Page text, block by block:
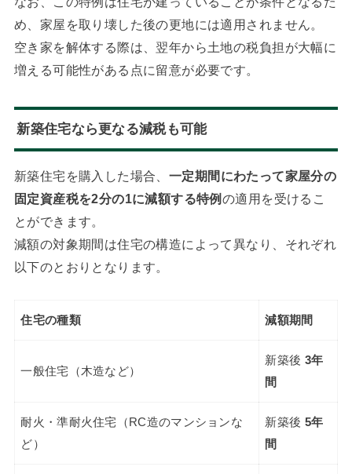
め、家屋を取り壊した後の更地には適用されません。
空き家を解体する際は、翌年から土地の税負担が大幅に
増える可能性がある点に留意が必要です。
新築住宅なら更なる減税も可能
新築住宅を購入した場合、 一定期間にわたって家屋分の
固定資産税を2分の1に減額する特例 の適用を受けるこ
とができます。
減額の対象期間は住宅の構造によって異なり、それぞれ
以下のとおりとなります。
住宅の種類 減額期間
一般住宅（木造など）
新築後 3年
間
耐火・準耐火住宅（RC造のマンションな
ど）
新築後 5年
間